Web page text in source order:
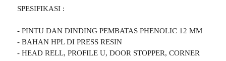
SPESIFIKASI :
- PINTU DAN DINDING PEMBATAS PHENOLIC 12 MM
- BAHAN HPL DI PRESS RESIN
- HEAD RELL, PROFILE U, DOOR STOPPER, CORNER